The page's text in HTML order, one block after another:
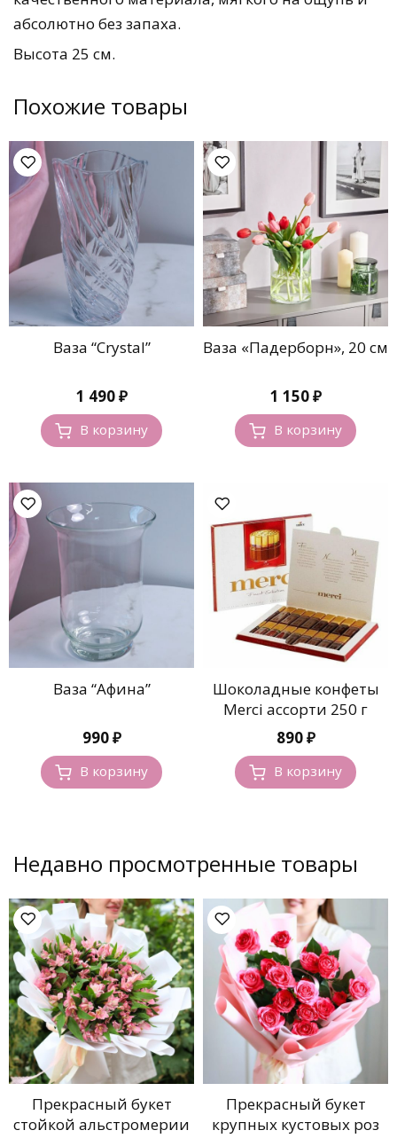
абсолютно без запаха.
Высота 25 см.
Похожие товары
Ваза “Crystal”
1 490₽
В корзину
Ваза «Падерборн», 20 см
1 150₽
В корзину
Ваза “Афина”
990₽
В корзину
Шоколадные конфеты
Merci ассорти 250 г
890₽
В корзину
Недавно просмотренные товары
Прекрасный букет
стойкой альстромерии
Прекрасный букет
крупных кустовых роз